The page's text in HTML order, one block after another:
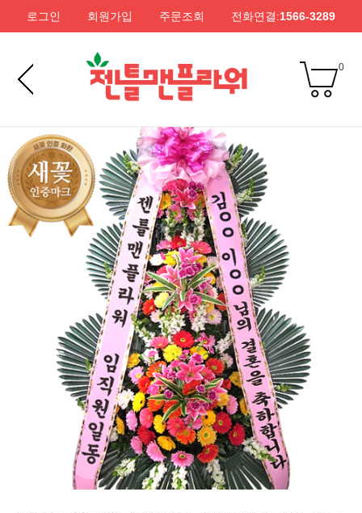
로그인 회원가입 주문조회 전화연결:1566-3289
0